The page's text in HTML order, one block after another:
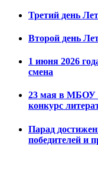
Третий день
Второй день
1 июня 2026
смена
23 мая в МБОУ
конкурс
Парад
победителей и